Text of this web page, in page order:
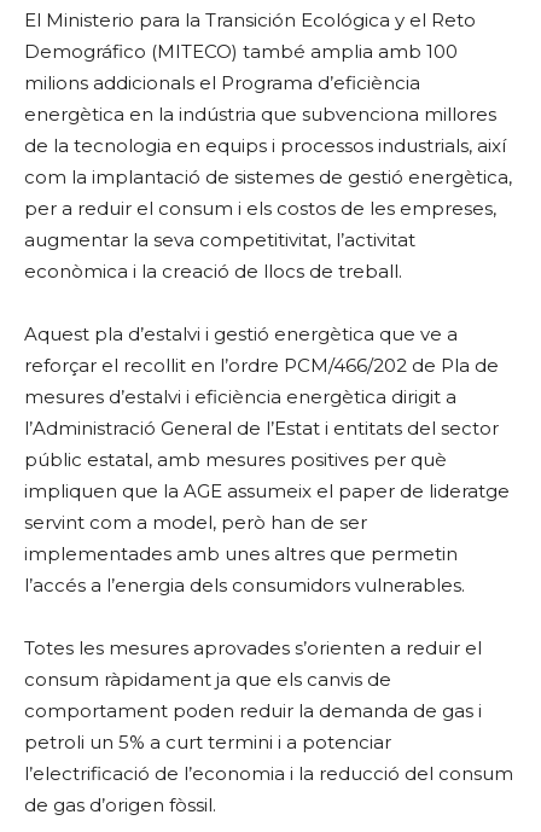
El Ministerio para la Transición Ecológica y el Reto
Demográfico (MITECO) també amplia amb 100
milions addicionals el Programa d’eficiència
energètica en la indústria que subvenciona millores
de la tecnologia en equips i processos industrials, així
com la implantació de sistemes de gestió energètica,
per a reduir el consum i els costos de les empreses,
augmentar la seva competitivitat, l’activitat
econòmica i la creació de llocs de treball.
Aquest pla d’estalvi i gestió energètica que ve a
reforçar el recollit en l’ordre PCM/466/202 de Pla de
mesures d’estalvi i eficiència energètica dirigit a
l’Administració General de l’Estat i entitats del sector
públic estatal, amb mesures positives per què
impliquen que la AGE assumeix el paper de lideratge
servint com a model, però han de ser
implementades amb unes altres que permetin
l’accés a l’energia dels consumidors vulnerables.
Totes les mesures aprovades s’orienten a reduir el
consum ràpidament ja que els canvis de
comportament poden reduir la demanda de gas i
petroli un 5% a curt termini i a potenciar
l’electrificació de l’economia i la reducció del consum
de gas d’origen fòssil.